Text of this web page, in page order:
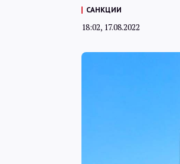
САНКЦИИ
18:02, 17.08.2022